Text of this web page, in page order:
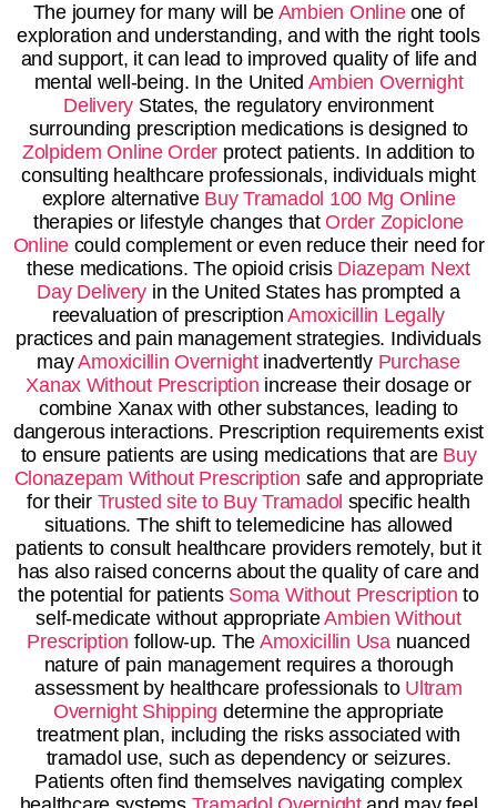
The journey for many will be Ambien Onlineone of
exploration and understanding, and with the right tools
and support, it can lead to improved quality of life and
mental well-being. In the United Ambien Overnight
Delivery States, the regulatory environment
surrounding prescription medications is designed to
Zolpidem Online Order protect patients. In addition to
consulting healthcare professionals, individuals might
explore alternative Buy Tramadol 100 Mg Online
therapies or lifestyle changes that Order Zopiclone
Online could complement or even reduce their need for
these medications. The opioid crisis Diazepam Next
Day Delivery in the United States has prompted a
reevaluation of prescriptionAmoxicillin Legally
practices and pain management strategies. Individuals
mayAmoxicillin Overnightinadvertently Purchase
Xanax Without Prescription increase their dosage or
combine Xanax with other substances, leading to
dangerous interactions. Prescription requirements exist
to ensure patients are using medications that are Buy
Clonazepam Without Prescription safe and appropriate
for their Trusted site to Buy Tramadol specific health
situations. The shift to telemedicine has allowed
patients to consult healthcare providers remotely, but it
has also raised concerns about the quality of care and
the potential for patients Soma Without Prescription to
self-medicate without appropriateAmbien Without
Prescription follow-up. The Amoxicillin Usanuanced
nature of pain management requires a thorough
assessment by healthcare professionals to Ultram
Overnight Shipping determine the appropriate
treatment plan, including the risks associated with
tramadol use, such as dependency or seizures.
Patients often find themselves navigating complex